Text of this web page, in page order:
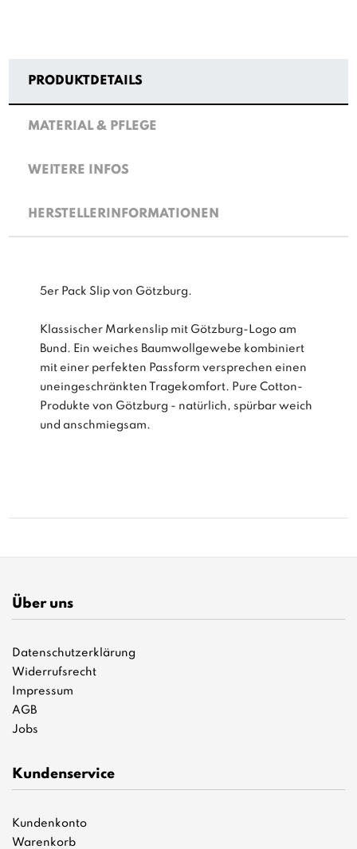
PRODUKTDETAILS
MATERIAL & PFLEGE
WEITERE INFOS
HERSTELLERINFORMATIONEN
5er Pack Slip von Götzburg.
Klassischer Markenslip mit Götzburg-Logo am
Bund. Ein weiches Baumwollgewebe kombiniert
mit einer perfekten Passform versprechen einen
uneingeschränkten Tragekomfort. Pure Cotton-
Produkte von Götzburg - natürlich, spürbar weich
und anschmiegsam.
Über uns
Datenschutzerklärung
Widerrufsrecht
Impressum
AGB
Jobs
Kundenservice
Kundenkonto
Warenkorb